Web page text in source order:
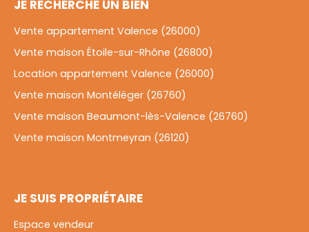
JE RECHERCHE UN BIEN
Vente appartement Valence (26000)
Vente maison Étoile-sur-Rhône (26800)
Location appartement Valence (26000)
Vente maison Montéléger (26760)
Vente maison Beaumont-lès-Valence (26760)
Vente maison Montmeyran (26120)
JE SUIS PROPRIÉTAIRE
Espace vendeur